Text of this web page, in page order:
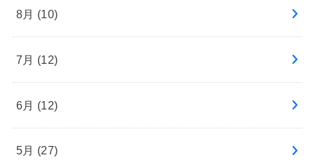
8月 (10)
7月 (12)
6月 (12)
5月 (27)